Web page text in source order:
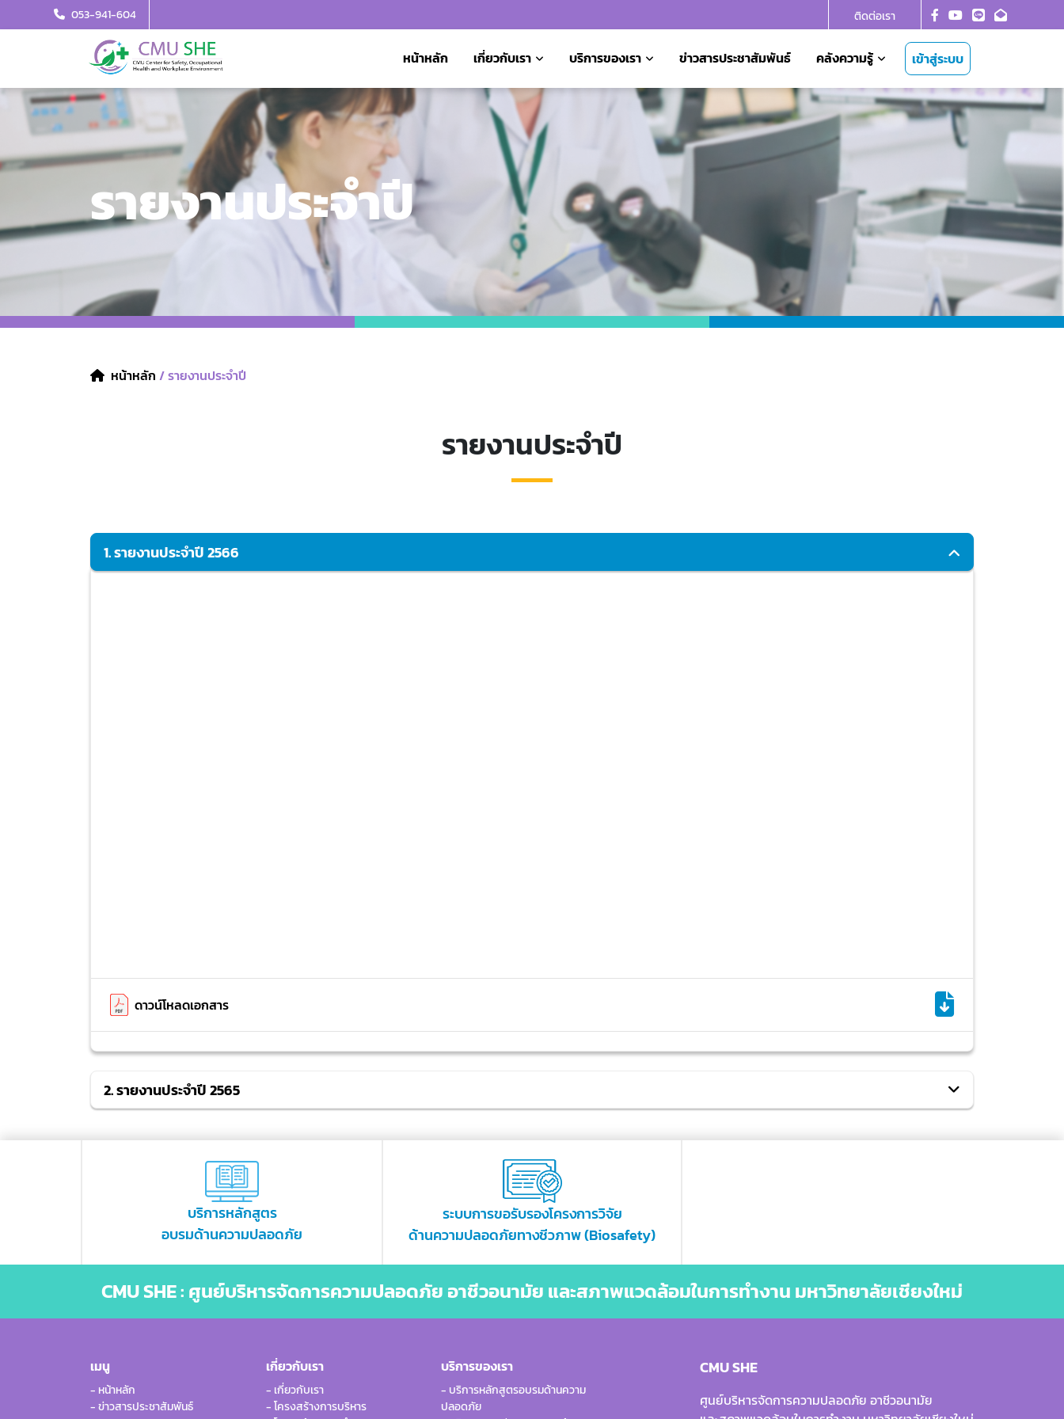
053-941-604 ติดต่อเรา
หน้าหลัก เกี่ยวกับเรา บริการของเรา ข่าวสารประชาสัมพันธ์ คลังความรู้ เข้าสู่ระบบ
รายงานประจำปี
หน้าหลัก / รายงานประจำปี
รายงานประจำปี
1. รายงานประจำปี 2566
ดาวน์โหลดเอกสาร
2. รายงานประจำปี 2565
บริการหลักสูตร
อบรมด้านความปลอดภัย
ระบบการขอรับรองโครงการวิจัย
ด้านความปลอดภัยทางชีวภาพ (Biosafety)
CMU SHE : ศูนย์บริหารจัดการความปลอดภัย อาชีวอนามัย และสภาพแวดล้อมในการทำงาน มหาวิทยาลัยเชียงใหม่
เมนู
- หน้าหลัก
- ข่าวสารประชาสัมพันธ์
เกี่ยวกับเรา
- เกี่ยวกับเรา
- โครงสร้างการบริหาร
บริการของเรา
- บริการหลักสูตรอบรมด้านความ
ปลอดภัย
CMU SHE
ศูนย์บริหารจัดการความปลอดภัย อาชีวอนามัย